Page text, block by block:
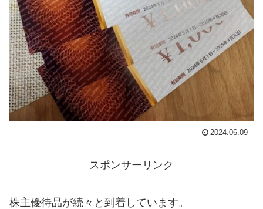
2024.06.09
スポンサーリンク
株主優待品が続々と到着しています。